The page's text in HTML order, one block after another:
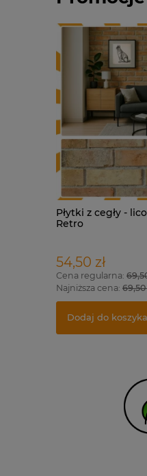
Płytki z cegły -
Retro
54,50 zł
Cena regularna:
Najniższa cena: 69,50
Dodaj do koszyka